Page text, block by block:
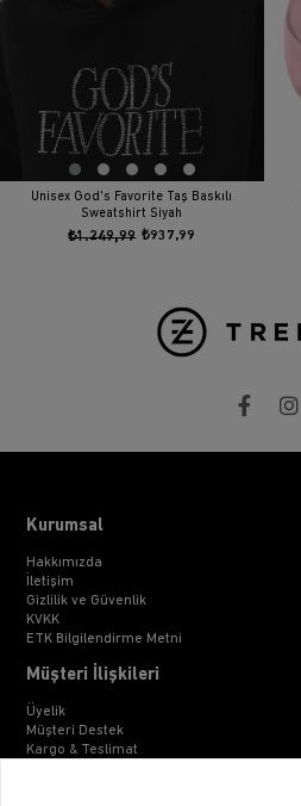
Unisex God's Favorite Taş Baskılı
Sweatshirt Siyah
₺937,99
₺1.249,99
Kurumsal
Hakkımızda
İletişim
Gizlilik ve Güvenlik
KVKK
ETK Bilgilendirme Metni
Müşteri İlişkileri
Üyelik
Müşteri Destek
Kargo & Teslimat